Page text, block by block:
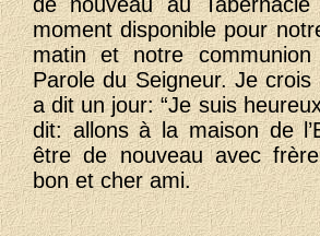
moment disponible pour
matin et notre
Parole du Seigneur. Je crois
a dit un jour: “Je suis
dit: allons à la maison de
être de nouveau avec
bon et cher ami.